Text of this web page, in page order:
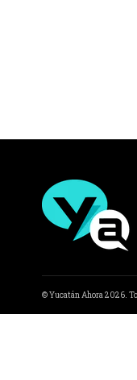
© Yucatán Ahora 2026.